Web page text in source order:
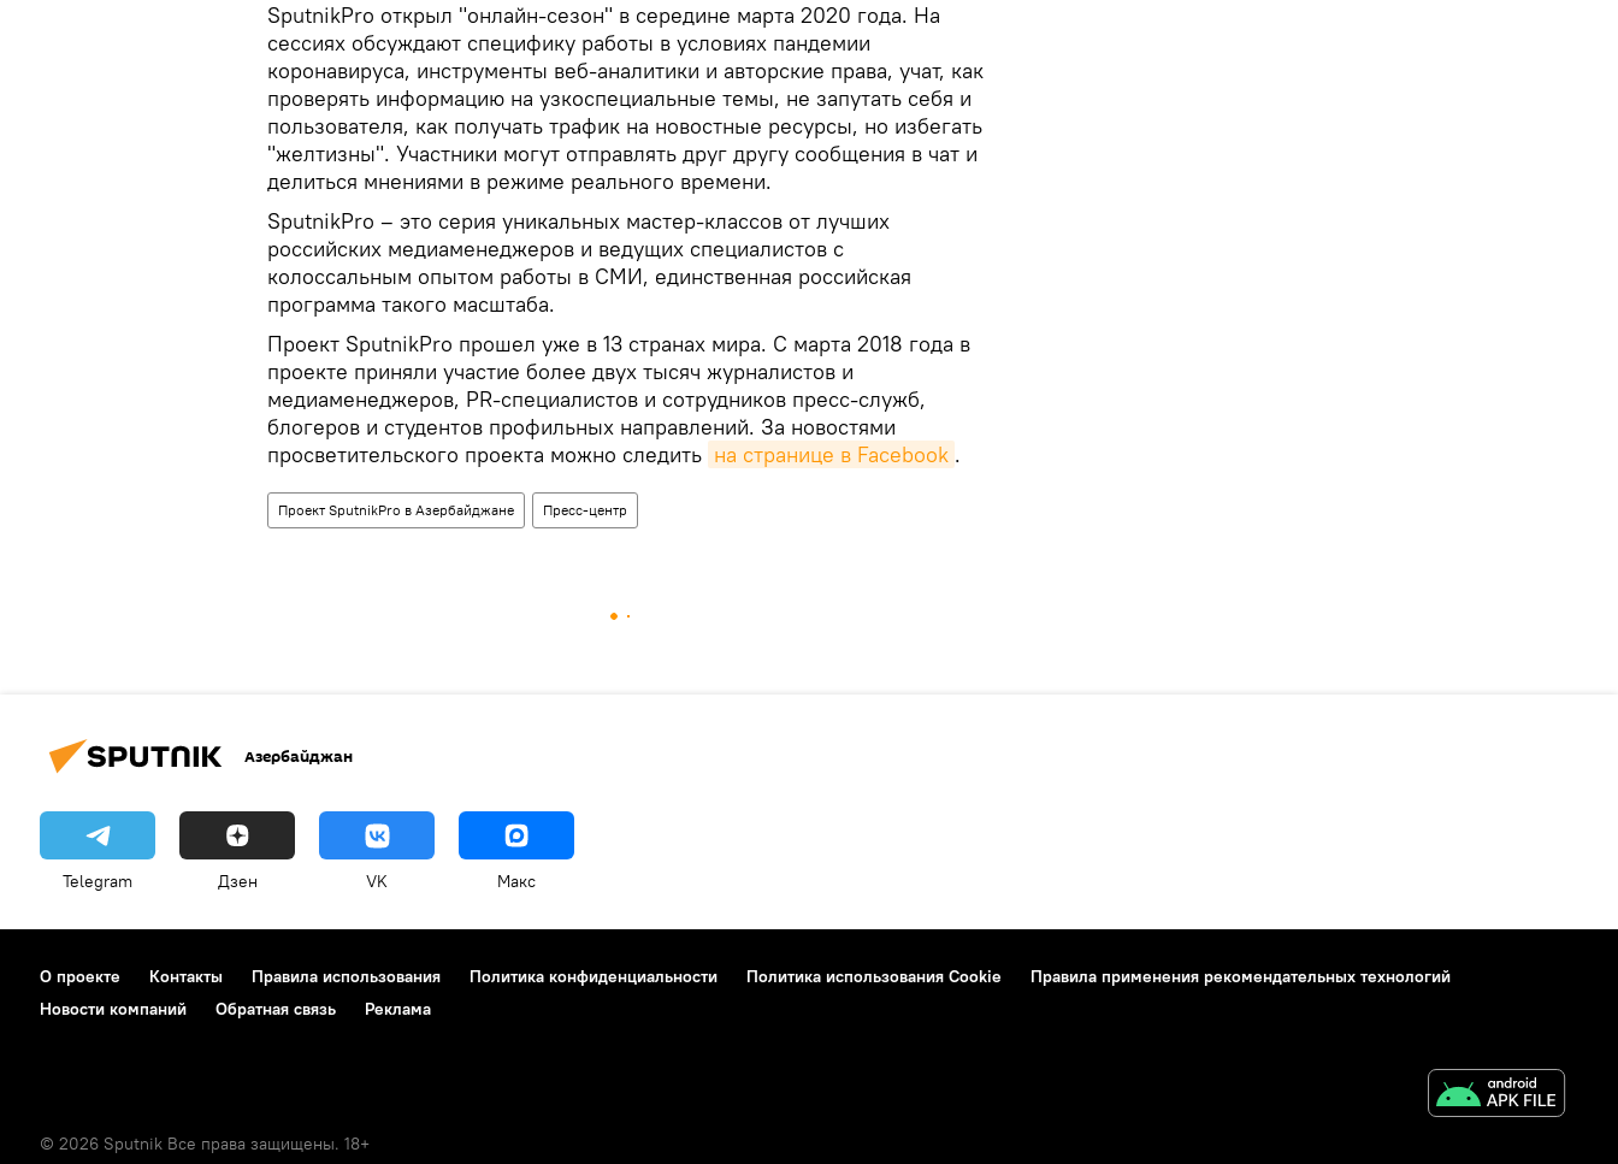
SputnikPro открыл "онлайн-сезон" в середине марта 2020 года. На
сессиях обсуждают специфику работы в условиях пандемии
коронавируса, инструменты веб-аналитики и авторские права, учат, как
проверять информацию на узкоспециальные темы, не запутать себя и
пользователя, как получать трафик на новостные ресурсы, но избегать
"желтизны". Участники могут отправлять друг другу сообщения в чат и
делиться мнениями в режиме реального времени.
SputnikPro – это серия уникальных мастер-классов от лучших
российских медиаменеджеров и ведущих специалистов с
колоссальным опытом работы в СМИ, единственная российская
программа такого масштаба.
Проект SputnikPro прошел уже в 13 странах мира. С марта 2018 года в
проекте приняли участие более двух тысяч журналистов и
медиаменеджеров, PR-специалистов и сотрудников пресс-служб,
блогеров и студентов профильных направлений. За новостями
просветительского проекта можно следить на странице в Facebook .
Проект SputnikPro в Азербайджане Пресс-центр
Азербайджан
Telegram Дзен VK Макс
О проекте Контакты Правила использования Политика конфиденциальности Политика использования Cookie
Правила применения рекомендательных технологий
Новости компаний
Обратная связь Реклама
© 2026 Sputnik Все права защищены. 18+